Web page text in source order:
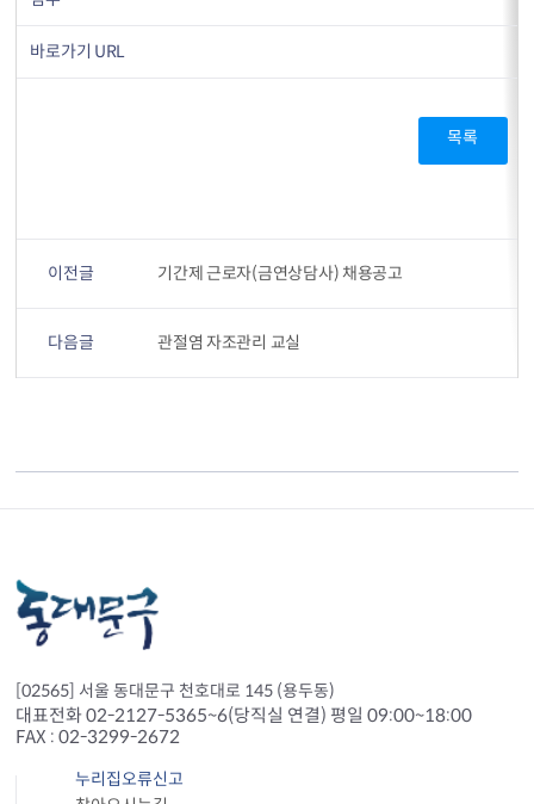
바로가기 URL
목록
이전글 기간제 근로자(금연상담사) 채용공고
다음글 관절염 자조관리 교실
[02565] 서울 동대문구 천호대로 145 (용두동)
대표전화 02-2127-5365~6(당직실 연결) 평일 09:00~18:00
FAX : 02-3299-2672
누리집오류신고